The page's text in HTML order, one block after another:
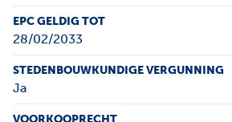
EPC GELDIG TOT
28/02/2033
STEDENBOUWKUNDIGE VERGUNNING
Ja
VOORKOOPRECHT